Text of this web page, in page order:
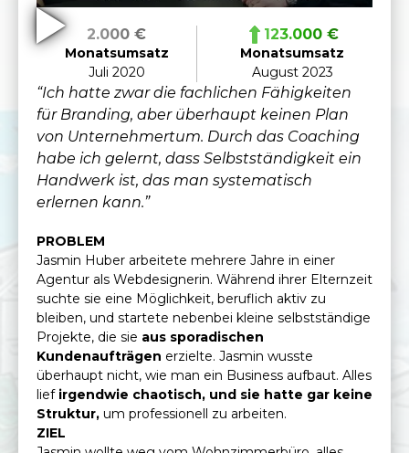
2.000 €
Monatsumsatz
Juli 2020
123.000 €
Monatsumsatz
August 2023
“Ich hatte zwar die fachlichen Fähigkeiten
für Branding, aber überhaupt keinen Plan
von Unternehmertum. Durch das Coaching
habe ich gelernt, dass Selbstständigkeit ein
Handwerk ist, das man systematisch
erlernen kann.”
PROBLEM
Jasmin Huber arbeitete mehrere Jahre in einer
Agentur als Webdesignerin. Während ihrer Elternzeit
suchte sie eine Möglichkeit, beruflich aktiv zu
bleiben, und startete nebenbei kleine selbstständige
Projekte, die sie aus sporadischen
Kundenaufträgen erzielte. Jasmin wusste
überhaupt nicht, wie man ein Business aufbaut. Alles
lief irgendwie chaotisch, und sie hatte gar keine
Struktur, um professionell zu arbeiten.
ZIEL